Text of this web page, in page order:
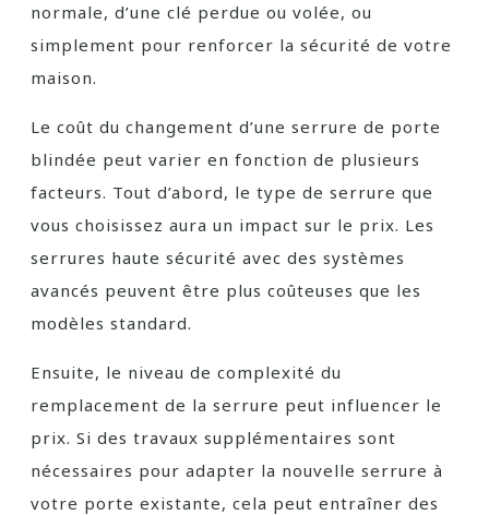
normale, d’une clé perdue ou volée, ou
simplement pour renforcer la sécurité de votre
maison.
Le coût du changement d’une serrure de porte
blindée peut varier en fonction de plusieurs
facteurs. Tout d’abord, le type de serrure que
vous choisissez aura un impact sur le prix. Les
serrures haute sécurité avec des systèmes
avancés peuvent être plus coûteuses que les
modèles standard.
Ensuite, le niveau de complexité du
remplacement de la serrure peut influencer le
prix. Si des travaux supplémentaires sont
nécessaires pour adapter la nouvelle serrure à
votre porte existante, cela peut entraîner des